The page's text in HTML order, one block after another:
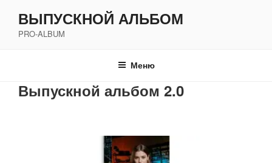
содержимому
ВЫПУСКНОЙ АЛЬБОМ
PRO-ALBUM
Меню
Выпускной альбом 2.0